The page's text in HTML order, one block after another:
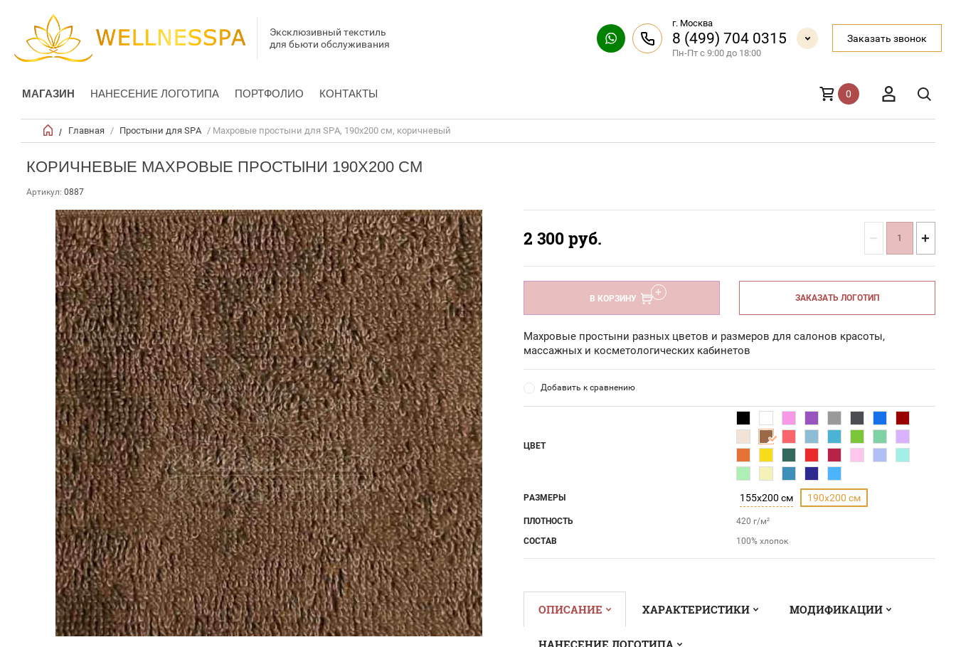
Эксклюзивный текстиль
для бьюти обслуживания
г. Москва
8 (499) 704 0315
Пн-Пт с 9:00 до 18:00
Заказать звонок
МАГАЗИН НАНЕСЕНИЕ ЛОГОТИПА ПОРТФОЛИО КОНТАКТЫ 0
/ Главная / Простыни для SPA / Махровые простыни для SPA, 190x200 см, коричневый
КОРИЧНЕВЫЕ МАХРОВЫЕ ПРОСТЫНИ 190X200 СМ
Артикул: 0887
2 300 руб. − +
В КОРЗИНУ ЗАКАЗАТЬ ЛОГОТИП
Махровые простыни разных цветов и размеров для салонов красоты,
массажных и косметологических кабинетов
Добавить к сравнению
ЦВЕТ
РАЗМЕРЫ 155x200 см 190x200 см
ПЛОТНОСТЬ
420 г/м²
СОСТАВ
100% хлопок
ОПИСАНИЕ ХАРАКТЕРИСТИКИ МОДИФИКАЦИИ
НАНЕСЕНИЕ ЛОГОТИПА